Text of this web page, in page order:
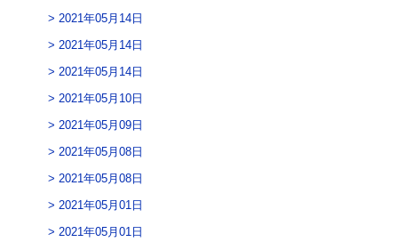
2021年05月14日
2021年05月14日
2021年05月14日
2021年05月10日
2021年05月09日
2021年05月08日
2021年05月08日
2021年05月01日
2021年05月01日